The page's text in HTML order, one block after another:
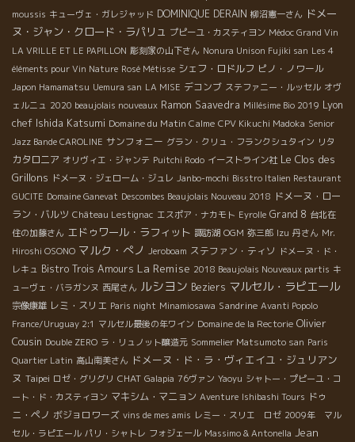
moussis キューヴェ・ガレジャッド DOMINIQUE DERAIN 柳沼憲一さん ドメー
ヌ・ジャン・クロード・ラパリュ プピーユ・カスティヨン Médoc Grand Vin
LA VRILLE ET LE PAPILLON 彫刻家の山下さん Nonura Unison Fujiki san Les 4
éléments pour Vin Nature Rosé Métisse シェフ・ロドルフ ピノ・ノワール
Japon Hamamatsu Uemura san LA MISE デコンブ ステファニー・ルッセル オヴ
ェルニュ 2020 beaujolais nouveaux Ramon Saavedra Millésime Bio 2019 Lyon
chef Ishida Katsumi Domaine du Matin Calme CPV Kikuchi Madoka Senior
Jazz Bande CAROLINE サンフォニー グラン・クリュ・フランクシュタイン リタ
カタロニア オリヴィエ・ジャンテ Puitchi Rodo イーストライン社 Le Clos des
Grillons ドメーヌ・ジェローム・ジュレ Janbo-mochi Bisstro Italien Restaurant
GUCITE Domaine Ganevat Descombes Beaujolais Nouveau 2018 ドメーヌ・ロー
ラン・バルツ Château Lestignac エスポア・ナカモト Eyrolle Grand 8 台北在
住の加藤さん エドゥワール・ラフィット 諏訪湖 OGM 弥三郎 Izu 丹さん Mr.
Hiroshi OSONO マルク・ぺノ Jeroboam ステファン・ティソ ドメーヌ・ド・
レキュ Bistro Trois Amours La Remise 2018 Beaujolais Nouveaux partis キ
ューヴェ・バラガンヌ 西尾さん ルシヨン Beziers マルセル・ラピエール
宗像康雄 レミ・スリエ Paris night Minamiosawa Sandrine Avanti Popolo
France/Uruguay 2:1 マルセル最後の年ワイン Domaine de la Rectorie Olivier
Cousin Double ZERO ラ・リュノット醸造元 Sommelier Matsumoto san Paris
Quartier Latin 高山南美さん ドメーヌ・ド・ラ・ヴィエイユ・ジュリアン
ヌ Taipei ロゼ・グリグリ CHAT Galapia 76ヴァン Yaoyu シャトー・プピーユ・コ
ート・ド・カスティヨン マキシム・マニョン Aventure Ishibashi Tours ドゥ
ニ・ペノ ボジョロワーズ vins de mes amis レミー・スリエ ロゼ 2009年 マル
セル・ラピエール パリ・シャトレ フォジェール Massimo & Antonella Jean